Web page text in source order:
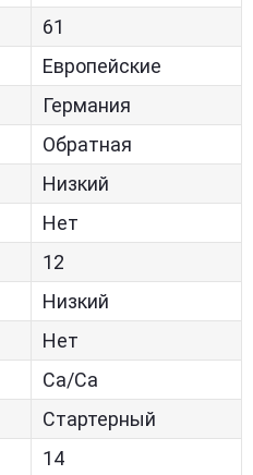
61
Европейские
Германия
Обратная
Низкий
Нет
12
Низкий
Нет
Са/Са
Стартерный
14